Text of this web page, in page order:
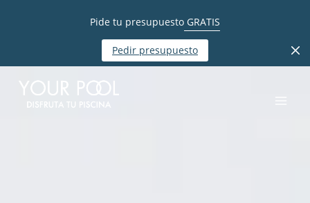
Pide tu presupuesto GRATIS
Pedir presupuesto